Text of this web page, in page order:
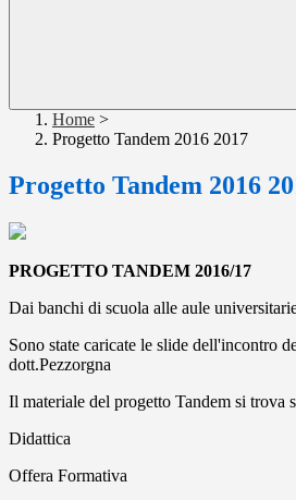
Home >
Progetto Tandem 2016 2017
Progetto Tandem 2016
PROGETTO TANDEM 2016/17
Dai banchi di scuola alle aule
Sono state caricate le slide dell'incontro
dott.Pezzorgna
Il materiale del progetto Tandem si trova
Didattica
Offera Formativa